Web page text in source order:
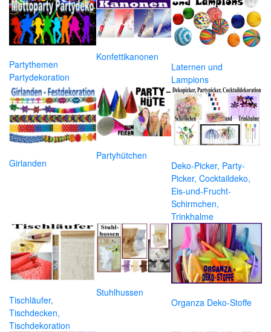
Partythemen
Partydekoration
Konfettikanonen
Laternen und
Lampions
Girlanden
Partyhütchen
Deko-Picker, Party-
Picker, Cocktaildeko,
Eis-und-Frucht-
Schirmchen,
Trinkhalme
Tischläufer,
Tischdecken,
Tischdekoration
Stuhlhussen
Organza Deko-Stoffe